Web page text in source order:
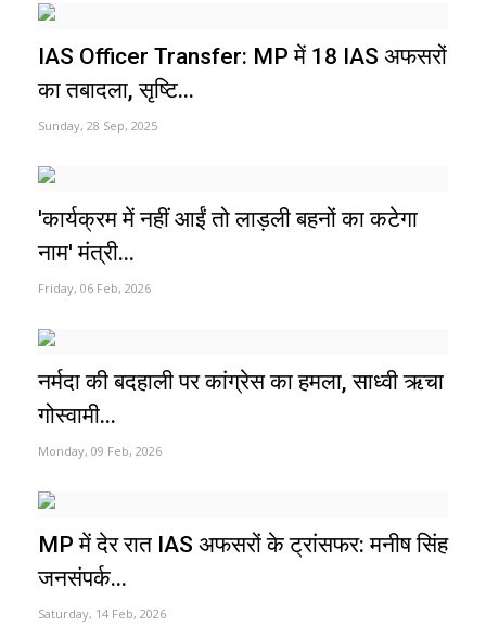
IAS Officer Transfer: MP में 18 IAS अफसरों
का तबादला, सृष्टि...
Sunday, 28 Sep, 2025
'कार्यक्रम में नहीं आईं तो लाड़ली बहनों का कटेगा
नाम' मंत्री...
Friday, 06 Feb, 2026
नर्मदा की बदहाली पर कांग्रेस का हमला, साध्वी ऋचा
गोस्वामी...
Monday, 09 Feb, 2026
MP में देर रात IAS अफसरों के ट्रांसफर: मनीष सिंह
जनसंपर्क...
Saturday, 14 Feb, 2026